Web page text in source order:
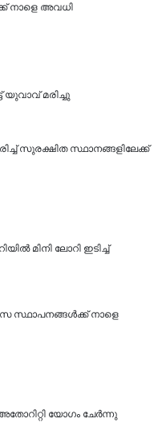
നാളെ അവധി
യുവാവ് മരിച്ചു
സുരക്ഷിത സ്ഥാനങ്ങളിലേക്ക്
മിനി ലോറി ഇടിച്ച്
സ്ഥാപനങ്ങൾക്ക് നാളെ
യോഗം ചേർന്നു